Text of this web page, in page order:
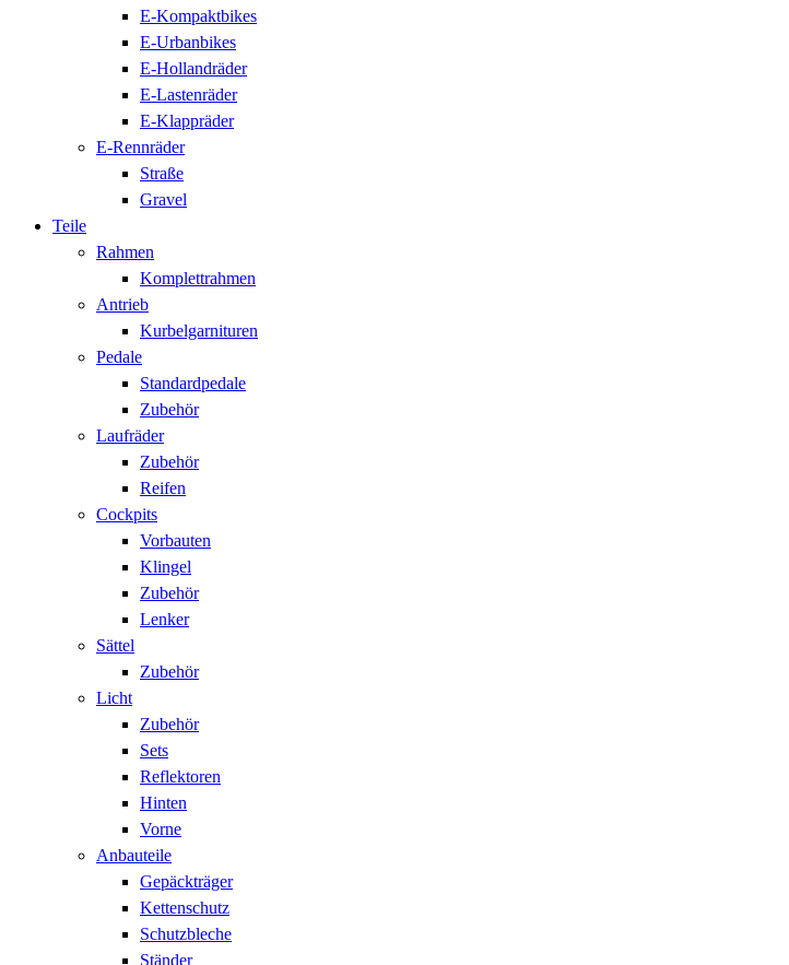
E-Kompaktbikes
E-Urbanbikes
E-Hollandräder
E-Lastenräder
E-Klappräder
E-Rennräder
Straße
Gravel
Teile
Rahmen
Komplettrahmen
Antrieb
Kurbelgarnituren
Pedale
Standardpedale
Zubehör
Laufräder
Zubehör
Reifen
Cockpits
Vorbauten
Klingel
Zubehör
Lenker
Sättel
Zubehör
Licht
Zubehör
Sets
Reflektoren
Hinten
Vorne
Anbauteile
Gepäckträger
Kettenschutz
Schutzbleche
Ständer